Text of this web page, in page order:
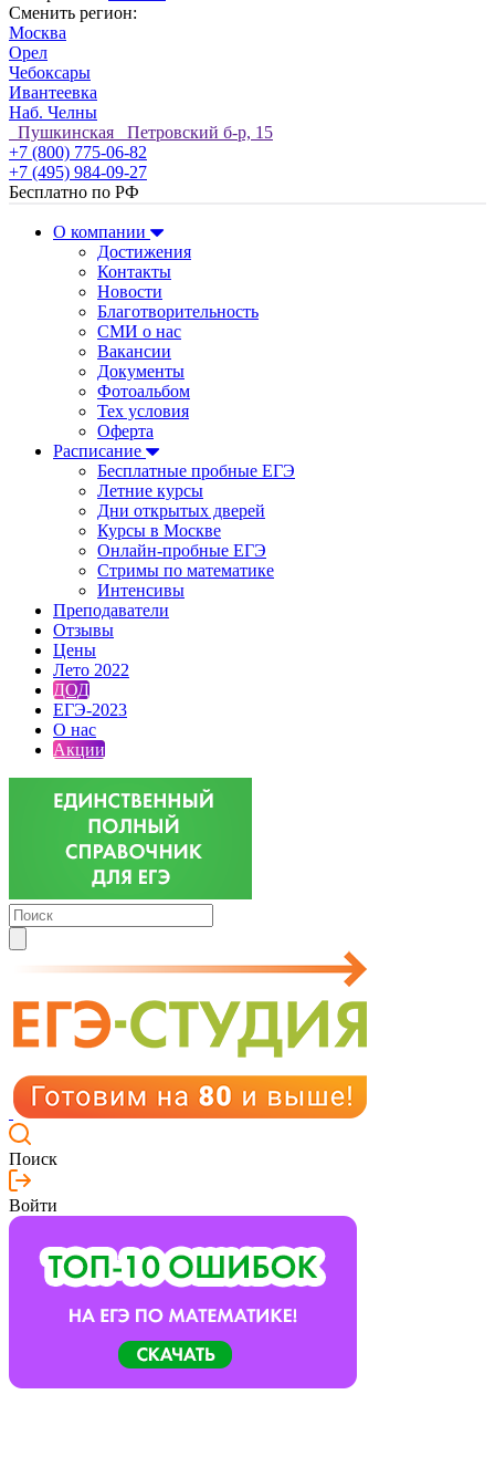
Сменить регион:
Москва
Орел
Чебоксары
Ивантеевка
Наб. Челны
Пушкинская Петровский б-р, 15
+7 (800) 775-06-82
+7 (495) 984-09-27
Бесплатно по РФ
О компании
Достижения
Контакты
Новости
Благотворительность
СМИ о нас
Вакансии
Документы
Фотоальбом
Тех условия
Оферта
Расписание
Бесплатные пробные ЕГЭ
Летние курсы
Дни открытых дверей
Курсы в Москве
Онлайн-пробные ЕГЭ
Стримы по математике
Интенсивы
Преподаватели
Отзывы
Цены
Лето 2022
ДОД
ЕГЭ-2023
О нас
Акции
Поиск
Войти